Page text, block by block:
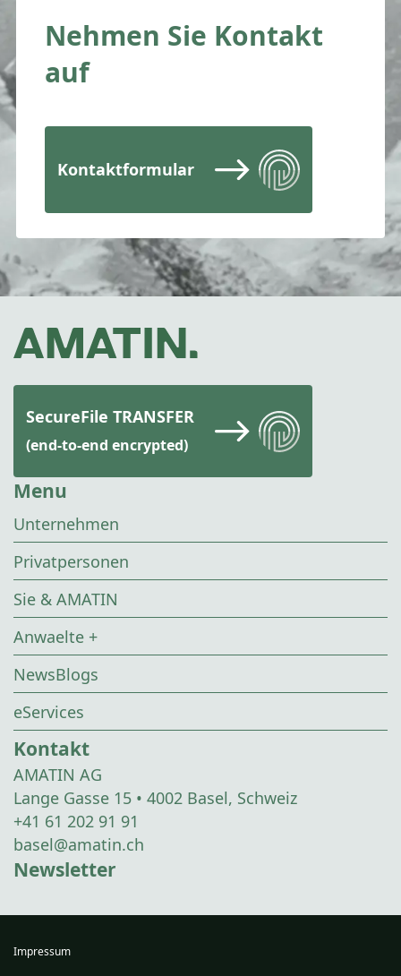
Nehmen Sie Kontakt
auf
Kontaktformular
SecureFile TRANSFER
(end-to-end encrypted)
Menu
Unternehmen
Privatpersonen
Sie & AMATIN
Anwaelte +
NewsBlogs
eServices
Kontakt
AMATIN AG
Lange Gasse 15 • 4002 Basel, Schweiz
+41 61 202 91 91
basel@amatin.ch
Newsletter
Impressum